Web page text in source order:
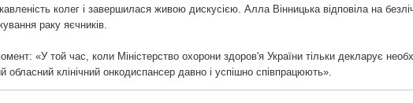
колег і завершилася живою дискусією. Алла Вінницька відповіла на
раку яєчників.
«У той час, коли Міністерство охорони здоров'я України тільки декларує
обласний клінічний онкодиспансер давно і успішно співпрацюють».